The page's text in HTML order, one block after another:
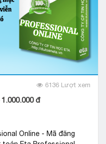
6136 Lượt xem
đ
Online - Mã đăng